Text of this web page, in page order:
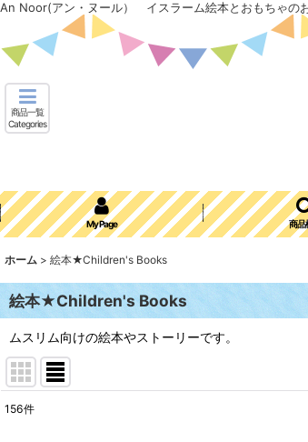
An Noor(アン・ヌール） イスラーム絵本とおもちゃの
商品一覧
Categories
My Page 商品
ホーム > 絵本★Children's Books
絵本★Children's Books
ムスリム向けの絵本やストーリーです。
156件